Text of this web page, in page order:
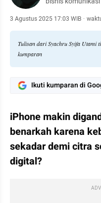
3 Agustus 2025 17:03 WIB ·
Tulisan dari Syachru Syifa Utami
kumparan
Ikuti kumparan di
iPhone makin
benarkah karena
sekadar demi citra
digital?